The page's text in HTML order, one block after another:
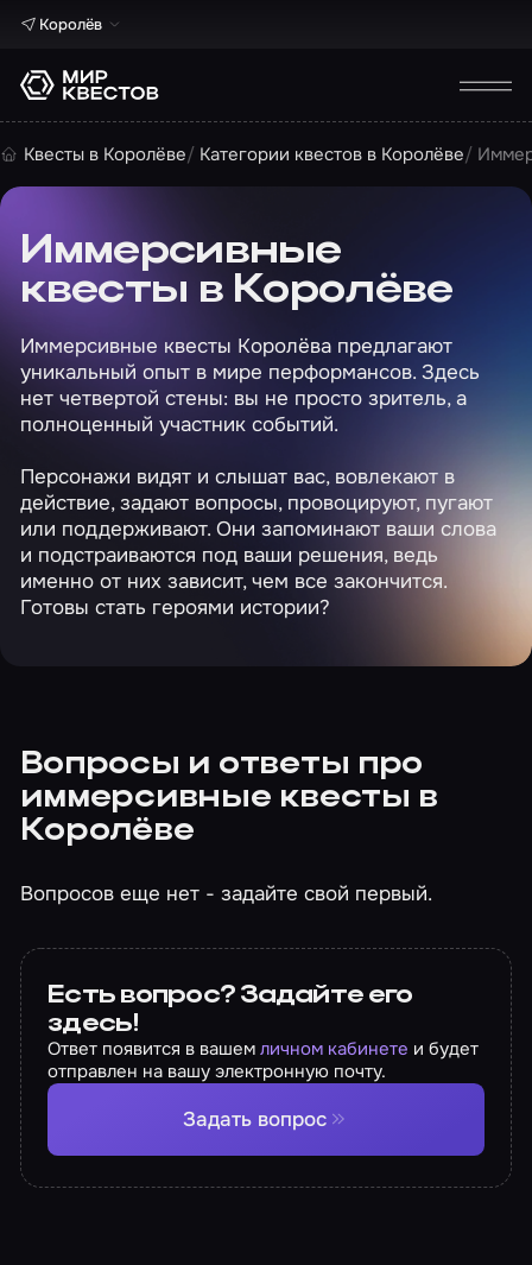
Королёв
Квесты в Королёве Категории квестов в Королёве
Иммерсивные
квесты в Королёве
Иммерсивные квесты Королёва предлагают
уникальный опыт в мире перформансов. Здесь
нет четвертой стены: вы не просто зритель, а
полноценный участник событий.
Персонажи видят и слышат вас, вовлекают в
действие, задают вопросы, провоцируют, пугают
или поддерживают. Они запоминают ваши слова
и подстраиваются под ваши решения, ведь
именно от них зависит, чем все закончится.
Готовы стать героями истории?
Вопросы и ответы про
иммерсивные квесты в
Королёве
Вопросов еще нет - задайте свой первый.
Есть вопрос? Задайте его
здесь!
Ответ появится в вашемличном кабинете и будет
отправлен на вашу электронную почту.
Задать вопрос